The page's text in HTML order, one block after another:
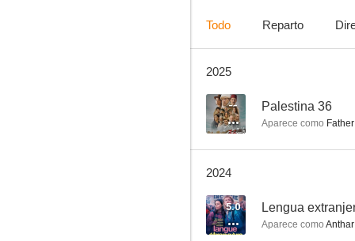
--
Todo Reparto
2025
-- Palestina 36
Aparece como
2024
5.0 Lengua
Aparece como Anthar